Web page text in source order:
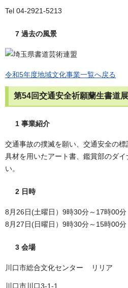
Tel 04-2921-5213
7 過去の風景
令和5年度地域文化事業一覧へ戻る
第54回交通安全祈願蘭生書道
1 事業紹介
交通事故の撲滅を願い、交通安全の
具材を用いたアート書、鑑賞部のダ
い。
2 日時
8月26日(土曜日）9時30分～17時00分
8月27日(日曜日）9時30分～15時00分
3 会場
川口市総合文化センター リリア
川口市川口3-1-1